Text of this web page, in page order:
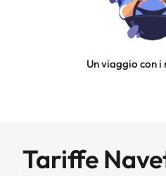
Un viaggio con
Tariffe